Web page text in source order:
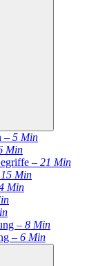
– 5 Min
Min
– 21 Min
15 Min
Min
– 8 Min
– 6 Min